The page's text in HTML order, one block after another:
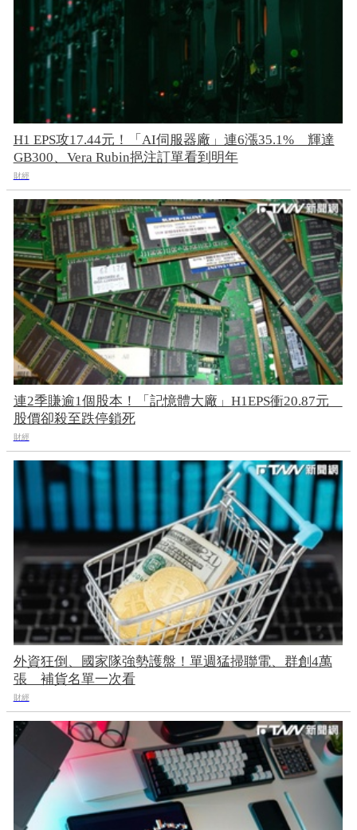
H1 EPS攻17.44元！「AI伺服器廠」連6漲35.1% 輝達
GB300、Vera Rubin挹注訂單看到明年
財經
連2季賺逾1個股本！「記憶體大廠」H1EPS衝20.87元
股價卻殺至跌停鎖死
財經
外資狂倒、國家隊強勢護盤！單週猛掃聯電、群創4萬
張 補貨名單一次看
財經